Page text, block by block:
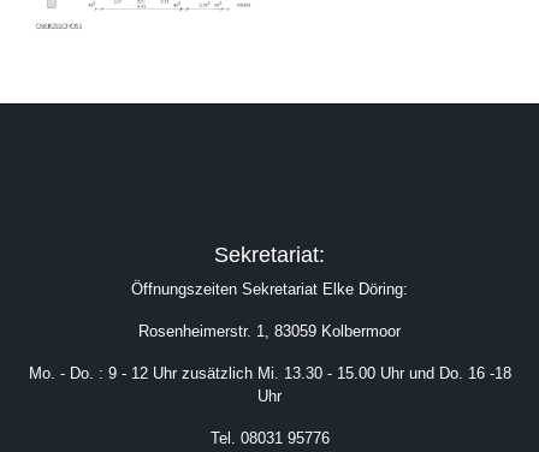
Sekretariat:
Öffnungszeiten Sekretariat Elke Döring:
Rosenheimerstr. 1, 83059 Kolbermoor
Mo. - Do. : 9 - 12 Uhr zusätzlich Mi. 13.30 - 15.00 Uhr und Do. 16 -18
Uhr
Tel. 08031 95776